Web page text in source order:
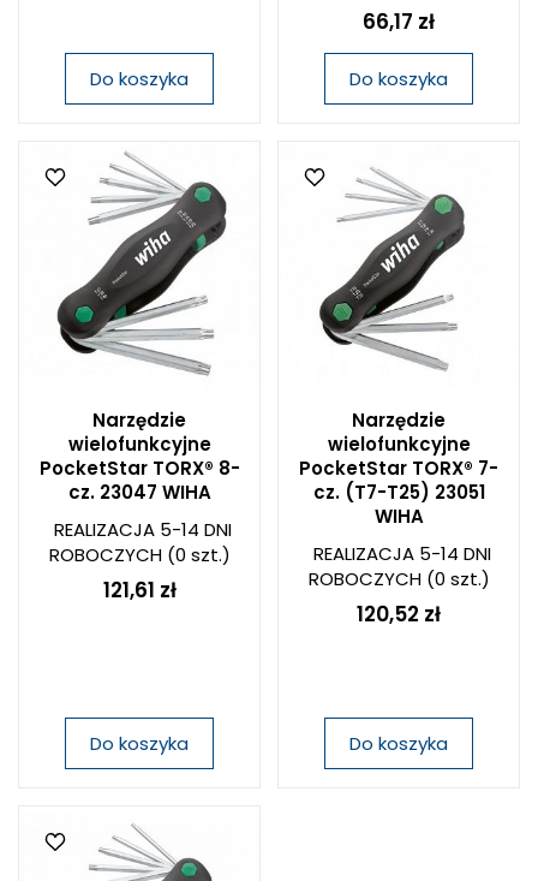
Do koszyka
66,17 zł
Do koszyka
Narzędzie
wielofunkcyjne
PocketStar TORX® 8-
cz. 23047 WIHA
REALIZACJA 5-14 DNI
ROBOCZYCH(0 szt.)
121,61 zł
Do koszyka
Narzędzie
wielofunkcyjne
PocketStar TORX® 7-
cz. (T7-T25) 23051
WIHA
REALIZACJA 5-14 DNI
ROBOCZYCH(0 szt.)
120,52 zł
Do koszyka